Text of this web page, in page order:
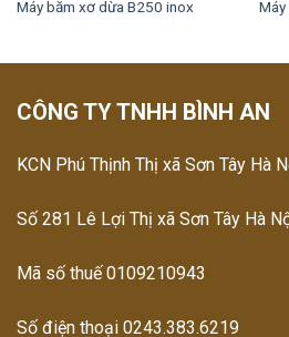
Máy băm xơ dừa B250 inox
CÔNG TY TNHH BÌNH AN
KCN Phú Thịnh Thị xã Sơn Tây Hà
Số 281 Lê Lợi Thị xã Sơn Tây Hà
Mã số thuế 0109210943
Số điện thoại 0243.383.6219